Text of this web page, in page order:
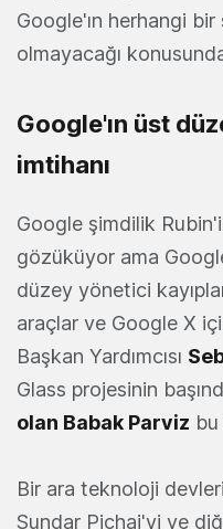
Google'ın herhangi
olmayacağı
Google'ın üst
imtihanı
Google şimdilik
gözüküyor ama
düzey yönetici
araçlar ve Google X
Başkan Yardımcısı
Glass projesinin
olan Babak Parviz bu
Bir ara teknoloji
Sundar Pichai'yi ve